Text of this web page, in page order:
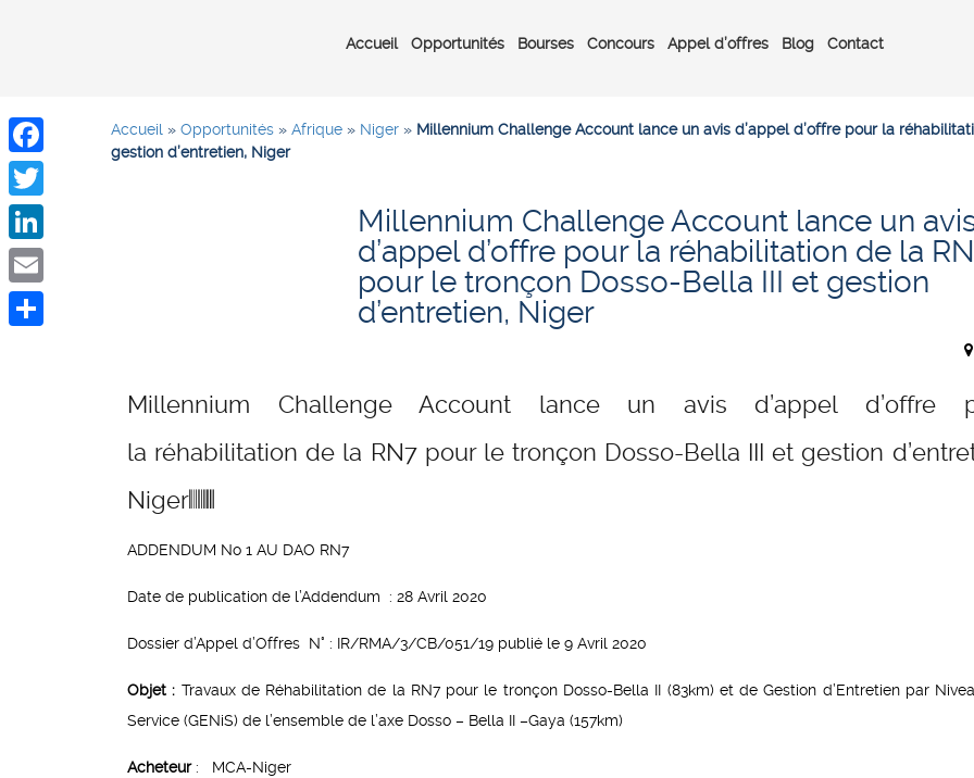
Accueil Opportunités Bourses Concours Appel d’offres Blog Contact
Accueil » Opportunités » Afrique » Niger » Millennium Challenge Account lance un avis d’appel d’offre pour la
gestion d’entretien, Niger
Millennium Challenge Account lance un
d’appel d’offre pour la réhabilitation de la
pour le tronçon Dosso-Bella III et gestion
d’entretien, Niger
Millennium Challenge Account lance un avis d’appel d’offre
la réhabilitation de la RN7 pour le tronçon Dosso-Bella III et gestion
Niger
ADDENDUM No 1 AU DAO RN7
Date de publication de l’Addendum : 28 Avril 2020
Dossier d’Appel d’Offres N° : IR/RMA/3/CB/051/19 publié le 9 Avril 2020
Objet : Travaux de Réhabilitation de la RN7 pour le tronçon Dosso-Bella II (83km) et de Gestion d’Entretien par
Service (GENiS) de l’ensemble de l’axe Dosso – Bella II –Gaya (157km)
Acheteur: MCA-Niger
Facebook
Twitter
LinkedIn
Email